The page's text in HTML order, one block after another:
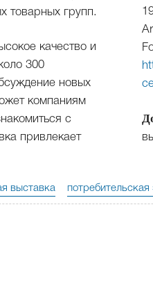
товарных групп.
качество и
300
новых
компаниям
с
привлекает
выставка потребительская